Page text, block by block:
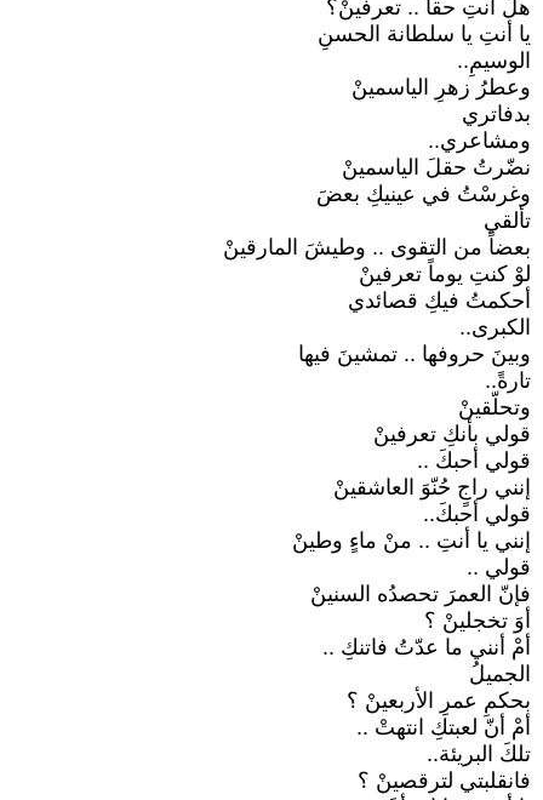
هلْ أنتِ حقاً .. تعرفينْ؟
يا أنتِ يا سلطانة الحسنِ
الوسيمِ..
وعطرُ زهرِ الياسمينْ
بدفاتري
ومشاعري..
نضّرتُ حقلَ الياسمينْ
وغرسْتُ في عينيكِ بعضَ
تألقي
بعضاً من التقوى .. وطيشَ المارقينْ
لوْ كنتِ يوماً تعرفينْ
أحكمتُ فيكِ قصائدي
الكبرى..
وبينَ حروفها .. تمشينَ فيها
تارةً..
وتحلّقينْ
قولي بأنكِ تعرفينْ
قولي أحبكَ ..
إنني راجٍ حُنّوَ العاشقينْ
قولي أحبكَ..
إنني يا أنتِ .. منْ ماءٍ وطينْ
قولي ..
فإنّ العمرَ تحصدُه السنينْ
أوَ تخجلينْ ؟
أمْ أنني ما عدّتُ فاتنكِ ..
الجميلُ
بحكمِ عمرِ الأربعينْ ؟
أمْ أنّ لعبتكِ انتهتْ ..
تلكَ البريئة..
فانقلبتي لترقصينْ ؟